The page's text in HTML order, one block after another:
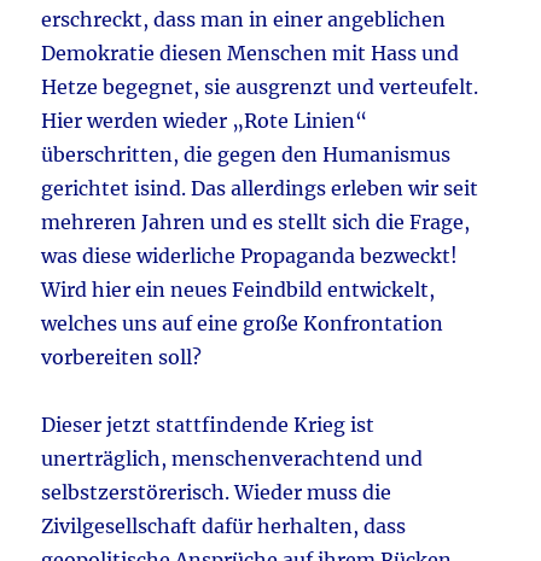
erschreckt, dass man in einer angeblichen
Demokratie diesen Menschen mit Hass und
Hetze begegnet, sie ausgrenzt und verteufelt.
Hier werden wieder „Rote Linien“
überschritten, die gegen den Humanismus
gerichtet isind. Das allerdings erleben wir seit
mehreren Jahren und es stellt sich die Frage,
was diese widerliche Propaganda bezweckt!
Wird hier ein neues Feindbild entwickelt,
welches uns auf eine große Konfrontation
vorbereiten soll?
Dieser jetzt stattfindende Krieg ist
unerträglich, menschenverachtend und
selbstzerstörerisch. Wieder muss die
Zivilgesellschaft dafür herhalten, dass